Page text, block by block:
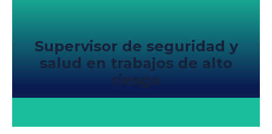
Supervisor de seguridad y
salud en trabajos de alto
riesgo